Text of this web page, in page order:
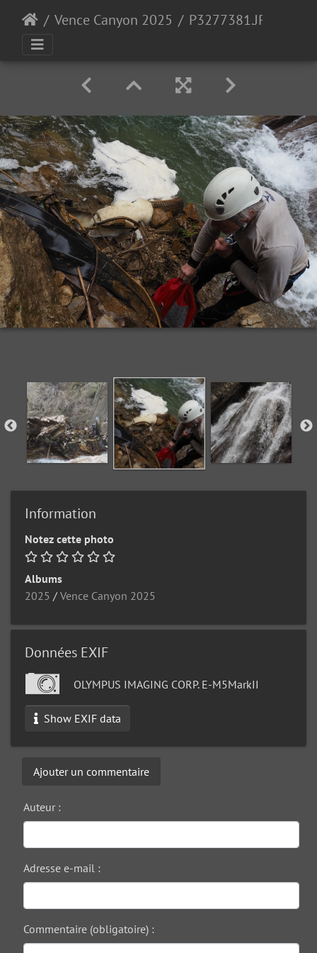
Vence Canyon 2025 P3277381.JPG
Information
Notez cette photo
Albums
2025 / Vence Canyon 2025
Données EXIF
OLYMPUS IMAGING CORP. E-M5MarkII
Show EXIF data
Ajouter un commentaire
Auteur :
Adresse e-mail :
Commentaire (obligatoire) :